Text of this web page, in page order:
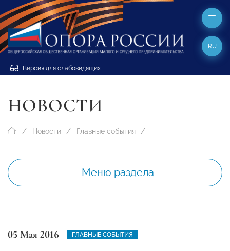
Версия для слабовидящих
RU
НОВОСТИ
Новости Главные события
Меню раздела
05 Мая 2016 ГЛАВНЫЕ СОБЫТИЯ